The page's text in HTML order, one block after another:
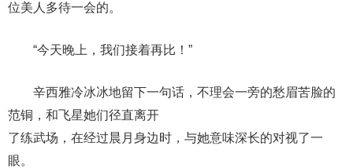
位美人多待一会的。
“今天晚上，我们接着再比！”
辛西雅冷冰冰地留下一句话，不理会一旁的愁眉苦脸的
范铜，和飞星她们径直离开
了练武场，在经过晨月身边时，与她意味深长的对视了一
眼。